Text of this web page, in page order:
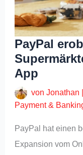
PayPal
App
vonJonathan
Payment &
PayPal hat einen
Expansion vom